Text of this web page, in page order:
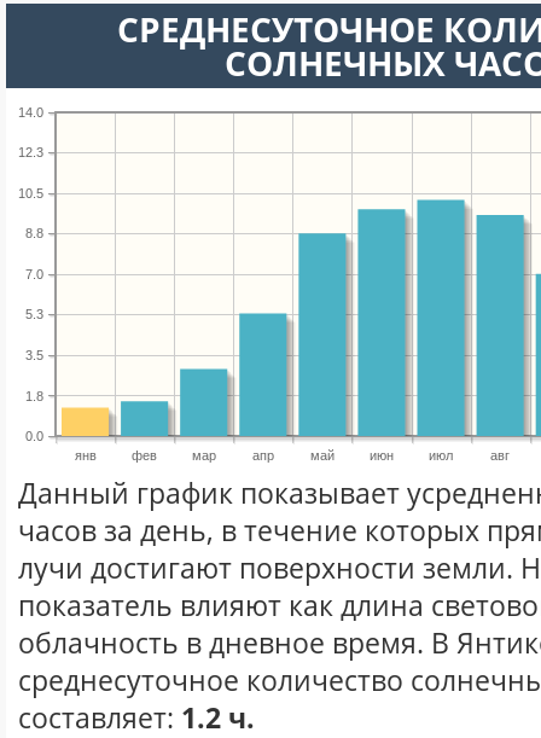
СРЕДНЕСУТОЧНОЕ
СОЛНЕЧНЫХ
янв фев мар апр май июн июл авг
0.0
1.8
3.5
5.3
7.0
8.8
10.5
12.3
14.0
Данный график показывает
часов за день, в течение которых
лучи достигают поверхности земли.
показатель влияют как длина
облачность в дневное время. В
среднесуточное количество
составляет: 1.2 ч.